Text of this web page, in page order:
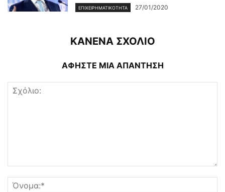
ΕΠΙΧΕΙΡΗΜΑΤΙΚΌΤΗΤΑ 27/01/2020
ΚΑΝΕΝΑ ΣΧΟΛΙΟ
ΑΦΗΣΤΕ ΜΙΑ ΑΠΑΝΤΗΣΗ